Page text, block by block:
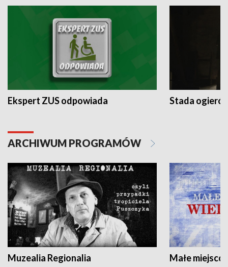
Ekspert ZUS odpowiada Stada
ARCHIWUM PROGRAMÓW
Muzealia Regionalia Małe